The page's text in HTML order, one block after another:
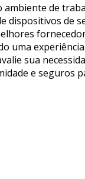
de
dispositivos de
uma
sua
e seguros